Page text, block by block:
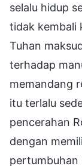
selalu hidup
tidak kembali
Tuhan
terhadap
memandang
itu terlalu
pencerahan
dengan
pertumbuhan